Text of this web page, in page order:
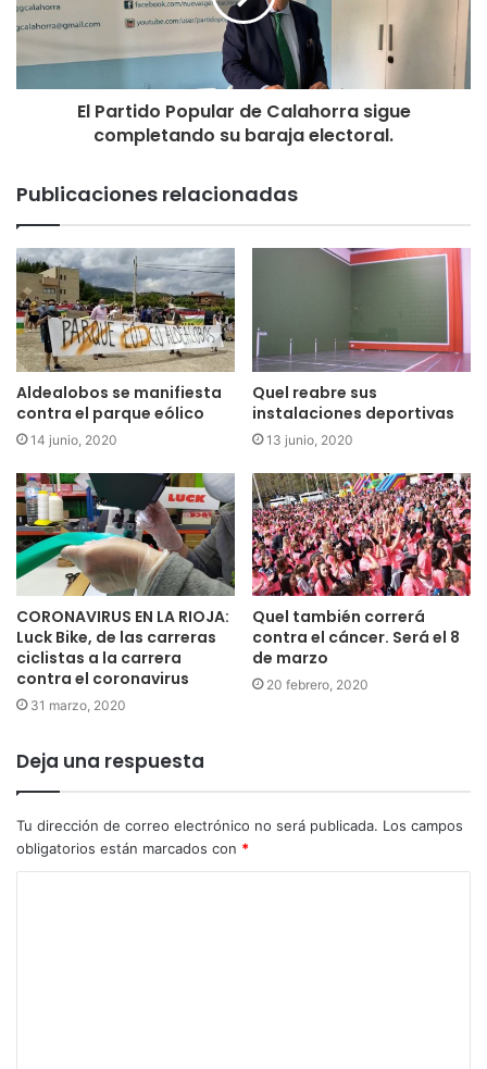
El Partido Popular de Calahorra sigue
completando su baraja electoral.
Publicaciones relacionadas
Aldealobos se manifiesta
contra el parque eólico
14 junio, 2020
Quel reabre sus
instalaciones deportivas
13 junio, 2020
CORONAVIRUS EN LA RIOJA:
Luck Bike, de las carreras
ciclistas a la carrera
contra el coronavirus
31 marzo, 2020
Quel también correrá
contra el cáncer. Será el 8
de marzo
20 febrero, 2020
Deja una respuesta
Tu dirección de correo electrónico no será publicada. Los campos
obligatorios están marcados con *